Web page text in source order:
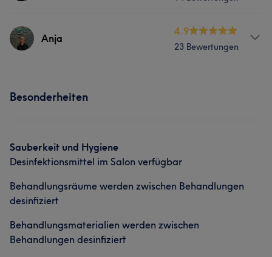
Services
Anja
4.9
23 Bewertungen
Besonderheiten
Sauberkeit und Hygiene
Desinfektionsmittel im Salon verfügbar
Behandlungsräume werden zwischen Behandlungen
desinfiziert
Behandlungsmaterialien werden zwischen
Behandlungen desinfiziert